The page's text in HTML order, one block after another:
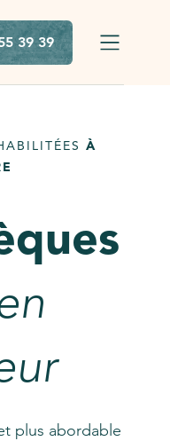
39 39
À
plus abordable